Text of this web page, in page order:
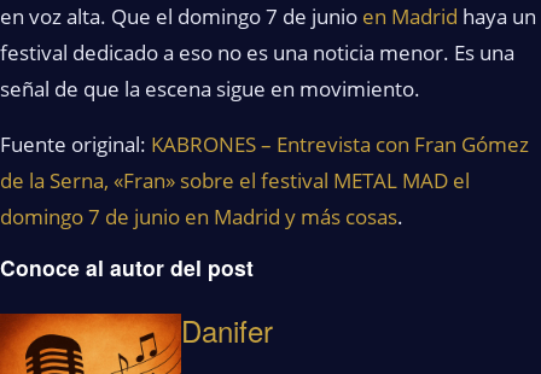
en voz alta. Que el domingo 7 de junio en Madrid haya un
festival dedicado a eso no es una noticia menor. Es una
señal de que la escena sigue en movimiento.
Fuente original: KABRONES – Entrevista con Fran Gómez
de la Serna, «Fran» sobre el festival METAL MAD el
domingo 7 de junio en Madrid y más cosas.
Conoce al autor del post
Danifer